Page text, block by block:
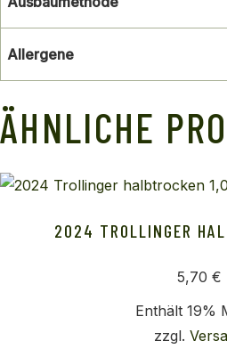
Allergene
ÄHNLICHE
2024 TROLLINGER
5,70 €
Enthält 19%
zzgl.